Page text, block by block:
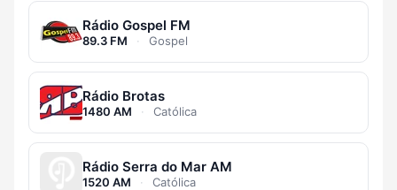
Rádio Gospel FM
89.3 FM · Gospel
Rádio Brotas
1480 AM · Católica
Rádio Serra do Mar AM
1520 AM · Católica